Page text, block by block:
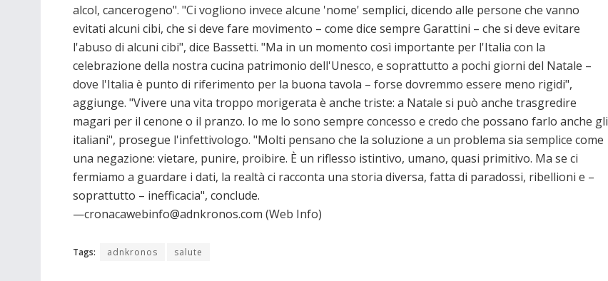
alcol, cancerogeno". "Ci vogliono invece alcune 'nome' semplici, dicendo alle persone che vanno
evitati alcuni cibi, che si deve fare movimento – come dice sempre Garattini – che si deve evitare
l'abuso di alcuni cibi", dice Bassetti. "Ma in un momento così importante per l'Italia con la
celebrazione della nostra cucina patrimonio dell'Unesco, e soprattutto a pochi giorni del Natale –
dove l'Italia è punto di riferimento per la buona tavola – forse dovremmo essere meno rigidi",
aggiunge. "Vivere una vita troppo morigerata è anche triste: a Natale si può anche trasgredire
magari per il cenone o il pranzo. Io me lo sono sempre concesso e credo che possano farlo anche gli
italiani", prosegue l'infettivologo. "Molti pensano che la soluzione a un problema sia semplice come
una negazione: vietare, punire, proibire. È un riflesso istintivo, umano, quasi primitivo. Ma se ci
fermiamo a guardare i dati, la realtà ci racconta una storia diversa, fatta di paradossi, ribellioni e –
soprattutto – inefficacia", conclude.
—cronacawebinfo@adnkronos.com (Web Info)
Tags: adnkronos salute